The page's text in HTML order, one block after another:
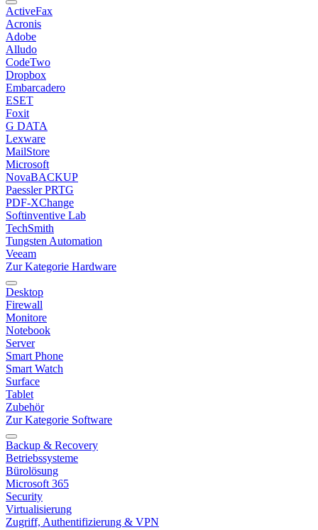
ActiveFax
Acronis
Adobe
Alludo
CodeTwo
Dropbox
Embarcadero
ESET
Foxit
G DATA
Lexware
MailStore
Microsoft
NovaBACKUP
Paessler PRTG
PDF-XChange
Softinventive Lab
TechSmith
Tungsten Automation
Veeam
Zur Kategorie Hardware
Desktop
Firewall
Monitore
Notebook
Server
Smart Phone
Smart Watch
Surface
Tablet
Zubehör
Zur Kategorie Software
Backup & Recovery
Betriebssysteme
Bürolösung
Microsoft 365
Security
Virtualisierung
Zugriff, Authentifizierung & VPN